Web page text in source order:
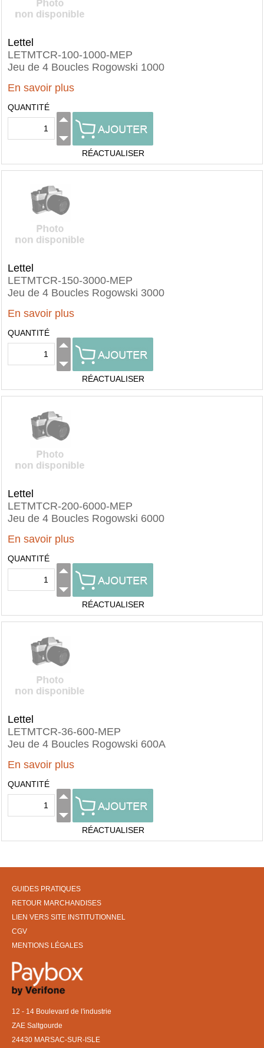
Lettel
LETMTCR-100-1000-MEP
Jeu de 4 Boucles Rogowski 1000
En savoir plus
QUANTITÉ
RÉACTUALISER
Lettel
LETMTCR-150-3000-MEP
Jeu de 4 Boucles Rogowski 3000
En savoir plus
QUANTITÉ
RÉACTUALISER
Lettel
LETMTCR-200-6000-MEP
Jeu de 4 Boucles Rogowski 6000
En savoir plus
QUANTITÉ
RÉACTUALISER
Lettel
LETMTCR-36-600-MEP
Jeu de 4 Boucles Rogowski 600A
En savoir plus
QUANTITÉ
RÉACTUALISER
GUIDES PRATIQUES
RETOUR MARCHANDISES
LIEN VERS SITE INSTITUTIONNEL
CGV
MENTIONS LÉGALES
12 - 14 Boulevard de l'industrie
ZAE Saltgourde
24430 MARSAC-SUR-ISLE